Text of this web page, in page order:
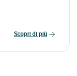
scopri di più